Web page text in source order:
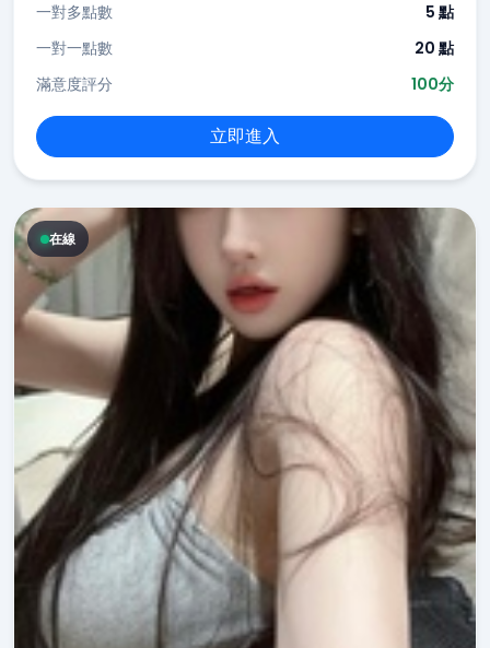
一對多點數
5 點
一對一點數
20 點
滿意度評分
100分
立即進入
在線